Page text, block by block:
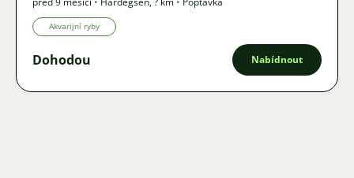
Akvarijní ryby
Dohodou Nabídnout